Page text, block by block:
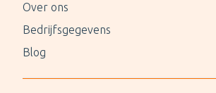
Over ons
Bedrijfsgegevens
Blog